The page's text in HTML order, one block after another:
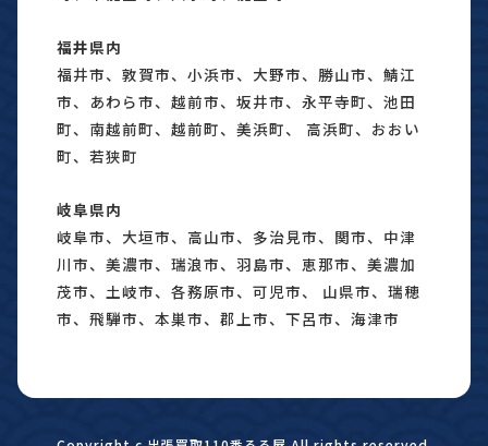
福井県内
福井市、敦賀市、小浜市、大野市、勝山市、鯖江
市、あわら市、越前市、坂井市、永平寺町、池田
町、南越前町、越前町、美浜町、 高浜町、おおい
町、若狭町
岐阜県内
岐阜市、大垣市、高山市、多治見市、関市、中津
川市、美濃市、瑞浪市、羽島市、恵那市、美濃加
茂市、土岐市、各務原市、可児市、 山県市、瑞穂
市、飛騨市、本巣市、郡上市、下呂市、海津市